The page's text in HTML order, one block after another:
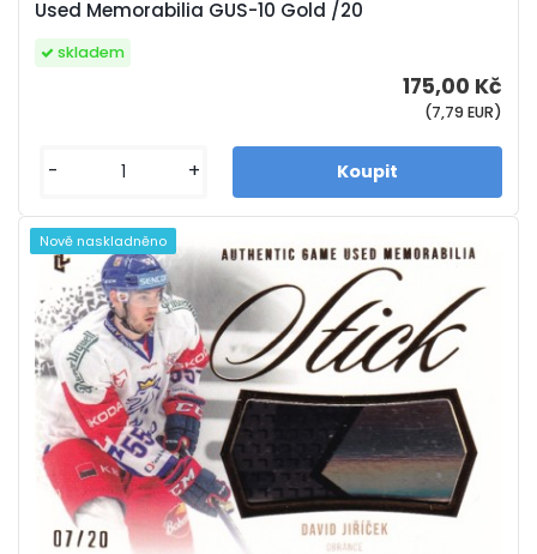
Used Memorabilia GUS-10 Gold /20
175,00 Kč
(7,79 EUR)
skladem
- +
Nově naskladněno